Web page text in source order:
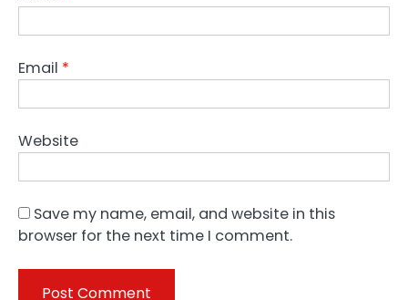
Email *
Website
Save my name, email, and website in this
browser for the next time I comment.